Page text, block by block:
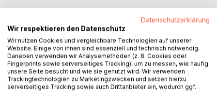
BESCHREIBUNG
"Sie war eine echte Zicke, ein ungezogenes
Drachenmädchen, die immer alles besser wissen wollte.
Und ihre Wutausbrüche waren richtig heftig."
Datenschutzerklärung
Wir respektieren den Datenschutz
Wir nutzen Cookies und vergleichbare Technologien auf unserer
Website. Einige von ihnen sind essenziell und technisch notwendig.
Daneben verwenden wir Analysemethoden (z. B. Cookies oder
Fingerprints sowie serverseitiges Tracking), um zu messen, wie häufig
unsere Seite besucht und wie sie genutzt wird. Wir verwenden
Trackingtechnologien zu Marketingzwecken und setzen hierzu
serverseitiges Tracking sowie auch Drittanbieter ein, wodurch ggf.